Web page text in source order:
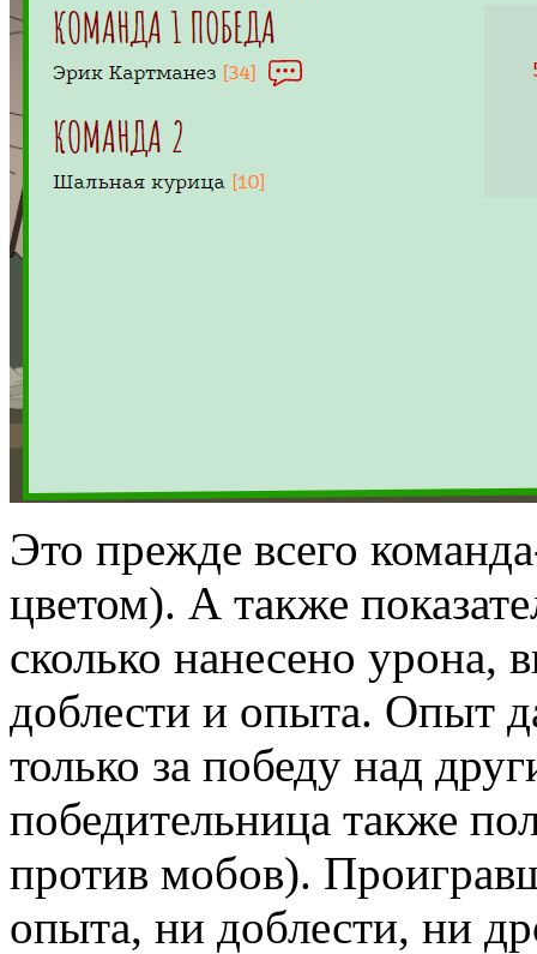
Это прежде всего
цветом). А также
сколько нанесено урона,
доблести и опыта. Опыт
только за победу над
победительница также
против мобов).
опыта, ни доблести, ни